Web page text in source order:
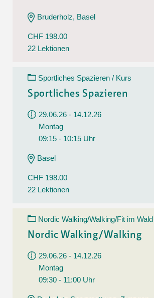
Bruderholz, Basel
CHF 198.00
22 Lektionen
Sportliches Spazieren / Kurs
Sportliches Spazieren
29.06.26 - 14.12.26
Montag
09:15 - 10:15 Uhr
Basel
CHF 198.00
22 Lektionen
Nordic Walking/Walking/Fit im
Nordic Walking/Walking
29.06.26 - 14.12.26
Montag
09:30 - 11:00 Uhr